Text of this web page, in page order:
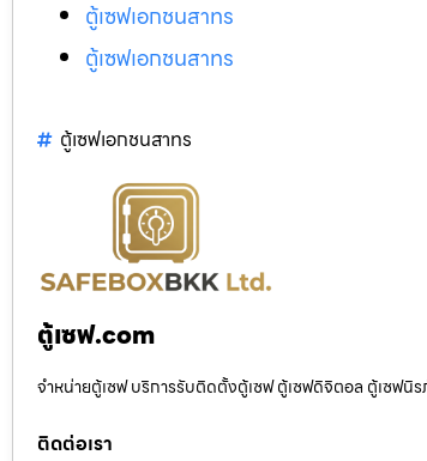
ตู้เซฟเอกชนสาทร
ตู้เซฟเอกชนสาทร
ตู้เซฟเอกชนสาทร
ตู้เซฟ.com
จำหน่ายตู้เซฟ บริการรับติดตั้งตู้เซฟ ตู้เซฟดิจิตอล ตู้เซฟนิ
ติดต่อเรา